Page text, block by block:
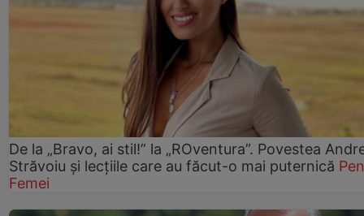
De la „Bravo, ai stil!” la „ROventura”. Povestea
Străvoiu și lecțiile care au făcut-o mai puternică
Femei